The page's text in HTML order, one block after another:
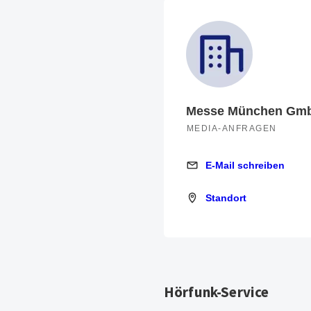
Messe München
MEDIA-ANFRAGEN
E-Mail schreiben
E-Mail schreiben
Standort
Standort
Hörfunk-Service